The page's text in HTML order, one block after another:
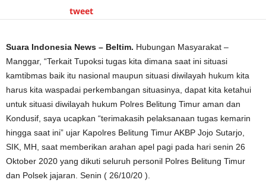
tweet
Suara Indonesia News – Beltim. Hubungan Masyarakat –
Manggar, “Terkait Tupoksi tugas kita dimana saat ini situasi
kamtibmas baik itu nasional maupun situasi diwilayah hukum kita
harus kita waspadai perkembangan situasinya, dapat kita ketahui
untuk situasi diwilayah hukum Polres Belitung Timur aman dan
Kondusif, saya ucapkan “terimakasih pelaksanaan tugas kemarin
hingga saat ini” ujar Kapolres Belitung Timur AKBP Jojo Sutarjo,
SIK, MH, saat memberikan arahan apel pagi pada hari senin 26
Oktober 2020 yang dikuti seluruh personil Polres Belitung Timur
dan Polsek jajaran. Senin ( 26/10/20 ).